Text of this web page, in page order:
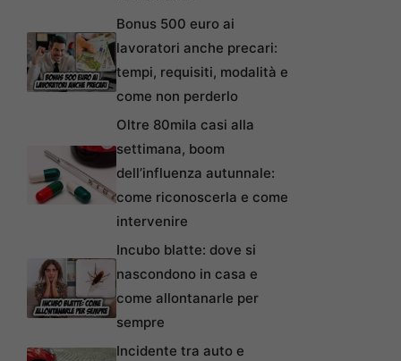
Bonus 500 euro ai
lavoratori anche precari:
tempi, requisiti, modalità e
come non perderlo
Oltre 80mila casi alla
settimana, boom
dell’influenza autunnale:
come riconoscerla e come
intervenire
Incubo blatte: dove si
nascondono in casa e
come allontanarle per
sempre
Incidente tra auto e